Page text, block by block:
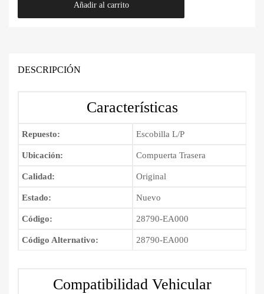
original
Bs.280.00.
actual
Bs.250.00.
Pathfinder
Añadir al carrito
DESCRIPCIÓN
Características
Repuesto: Escobilla L/P
Ubicación: Compuerta Trasera
Calidad: Original
Estado: Nuevo
Código: 28790-EA000
Código Alternativo: 28790-EA000
Compatibilidad Vehicular